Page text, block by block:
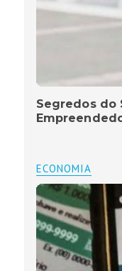
Segredos do
ECONOMIA